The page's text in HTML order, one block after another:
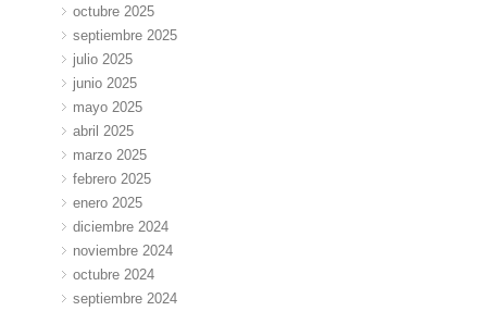
octubre 2025
septiembre 2025
julio 2025
junio 2025
mayo 2025
abril 2025
marzo 2025
febrero 2025
enero 2025
diciembre 2024
noviembre 2024
octubre 2024
septiembre 2024